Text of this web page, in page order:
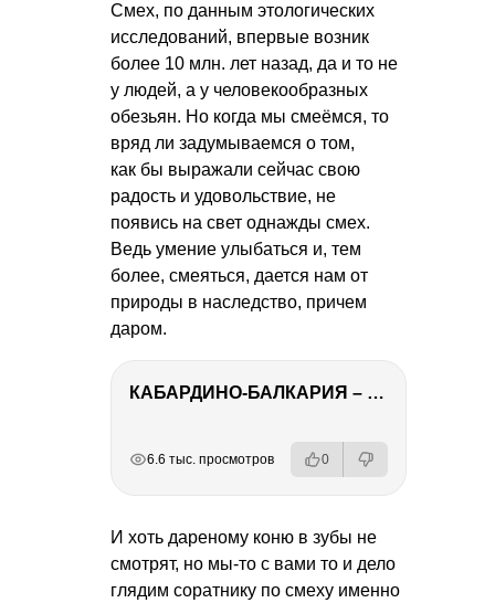
Смех, по данным этологических
исследований, впервые возник
более 10 млн. лет назад, да и то не
у людей, а у человекообразных
обезьян. Но когда мы смеёмся, то
вряд ли задумываемся о том,
как бы выражали сейчас свою
радость и удовольствие, не
появись на свет однажды смех.
Ведь умение улыбаться и, тем
более, смеяться, дается нам от
природы в наследство, причем
даром.
КАБАРДИНО-БАЛКАРИЯ – ПУТЕШЕСТВИЕ НА КАВКАЗ часть 3
6.6 тыс. просмотров 0
И хоть дареному коню в зубы не
смотрят, но мы-то с вами то и дело
глядим соратнику по смеху именно